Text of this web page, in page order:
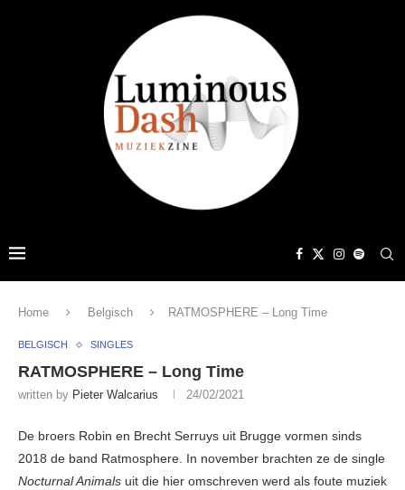
Home Belgisch RATMOSPHERE – Long Time
BELGISCH SINGLES
RATMOSPHERE – Long Time
written by Pieter Walcarius 24/02/2021
De broers Robin en Brecht Serruys uit Brugge vormen sinds
2018 de band Ratmosphere. In november brachten ze de single
Nocturnal Animals uit die hier omschreven werd als foute muziek